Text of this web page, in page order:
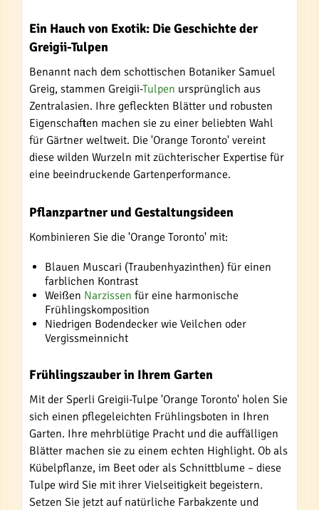
Ein Hauch von Exotik: Die Geschichte der
Greigii-Tulpen
Benannt nach dem schottischen Botaniker Samuel
Greig, stammen Greigii-Tulpen ursprünglich aus
Zentralasien. Ihre gefleckten Blätter und robusten
Eigenschaften machen sie zu einer beliebten Wahl
für Gärtner weltweit. Die 'Orange Toronto' vereint
diese wilden Wurzeln mit züchterischer Expertise für
eine beeindruckende Gartenperformance.
Pflanzpartner und Gestaltungsideen
Kombinieren Sie die 'Orange Toronto' mit:
Blauen Muscari (Traubenhyazinthen) für einen
farblichen Kontrast
Weißen Narzissen für eine harmonische
Frühlingskomposition
Niedrigen Bodendecker wie Veilchen oder
Vergissmeinnicht
Frühlingszauber in Ihrem Garten
Mit der Sperli Greigii-Tulpe 'Orange Toronto' holen Sie
sich einen pflegeleichten Frühlingsboten in Ihren
Garten. Ihre mehrblütige Pracht und die auffälligen
Blätter machen sie zu einem echten Highlight. Ob als
Kübelpflanze, im Beet oder als Schnittblume – diese
Tulpe wird Sie mit ihrer Vielseitigkeit begeistern.
Setzen Sie jetzt auf natürliche Farbakzente und